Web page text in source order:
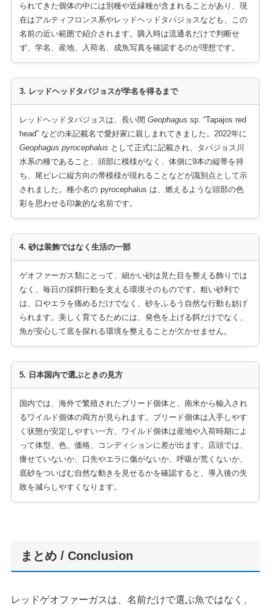
られてきた個体の中には別種や近縁種が含まれることがあり、現
在はアルティフロンス系やレッドヘッドタパジョスなども、この
名前の近い範囲で紹介されます。購入時は流通名だけで判断せ
ず、学名、産地、入荷名、成魚写真を確認するのが理想です。
3. レッドヘッドタパジョスが学名を得るまで
レッドヘッドタパジョスは、長い間Geophagus sp. “Tapajos red
head” などの未記載名で愛好家に親しまれてきました。2022年に
Geophagus pyrocephalus として正式に記載され、タパジョス川
水系の種であること、頭部に模様がなく、体側に9本の縦帯を持
ち、尾ビレに縦方向の帯模様が現れることなどが識別点として示
されました。種小名の pyrocephalus は、燃えるような頭部の色
彩を思わせる印象的な名前です。
4. 砂は装飾ではなく生活の一部
ゲオファーガス類にとって、細かい砂は見た目を整える飾りでは
なく、毎日の採餌行動を支える環境そのものです。粗い砂利で
は、口やエラを痛めるだけでなく、砂をふるう自然な行動も妨げ
られます。美しく育てるためには、発色を上げる餌だけでなく、
魚が安心して底を探れる環境を整えることが欠かせません。
5. 日本国内で選ぶときの見方
国内では、海外で繁殖されたブリード個体と、南米から輸入され
るワイルド個体の両方が見られます。ブリード個体は入手しやす
く状態が安定しやすい一方、ワイルド個体は産地や入荷時期によ
って体型、色、価格、コンディションに差が出ます。店頭では、
痩せていないか、口先やエラに傷がないか、呼吸が荒くないか、
底砂をついばむ自然な動きを見せるかを確認すると、導入後の失
敗を減らしやすくなります。
まとめ / Conclusion
レッドゲオファーガスは、名前だけで選ぶ魚ではなく、